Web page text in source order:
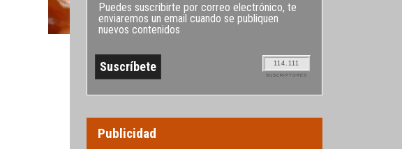
Puedes suscribirte por correo electrónico, te
enviaremos un email cuando se publiquen
nuevos contenidos
114.111
SUSCRIPTORES
Publicidad